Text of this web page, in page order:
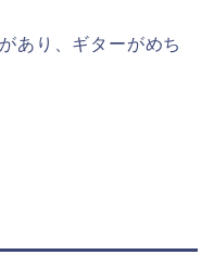
あり、ギターがめち